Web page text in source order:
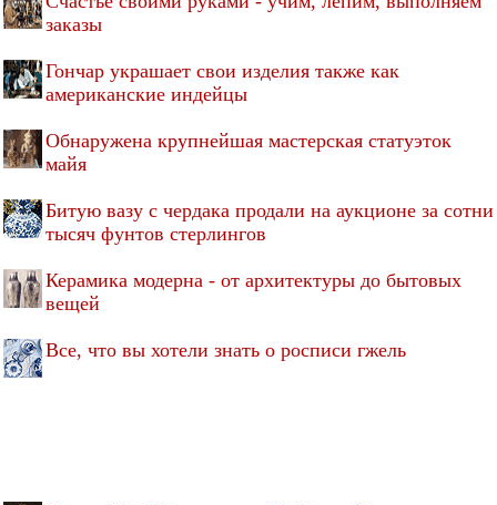
заказы
Гончар украшает свои изделия также как
американские индейцы
Обнаружена крупнейшая мастерская статуэток
майя
Битую вазу с чердака продали на аукционе за сотни
тысяч фунтов стерлингов
Керамика модерна - от архитектуры до бытовых
вещей
Все, что вы хотели знать о росписи гжель